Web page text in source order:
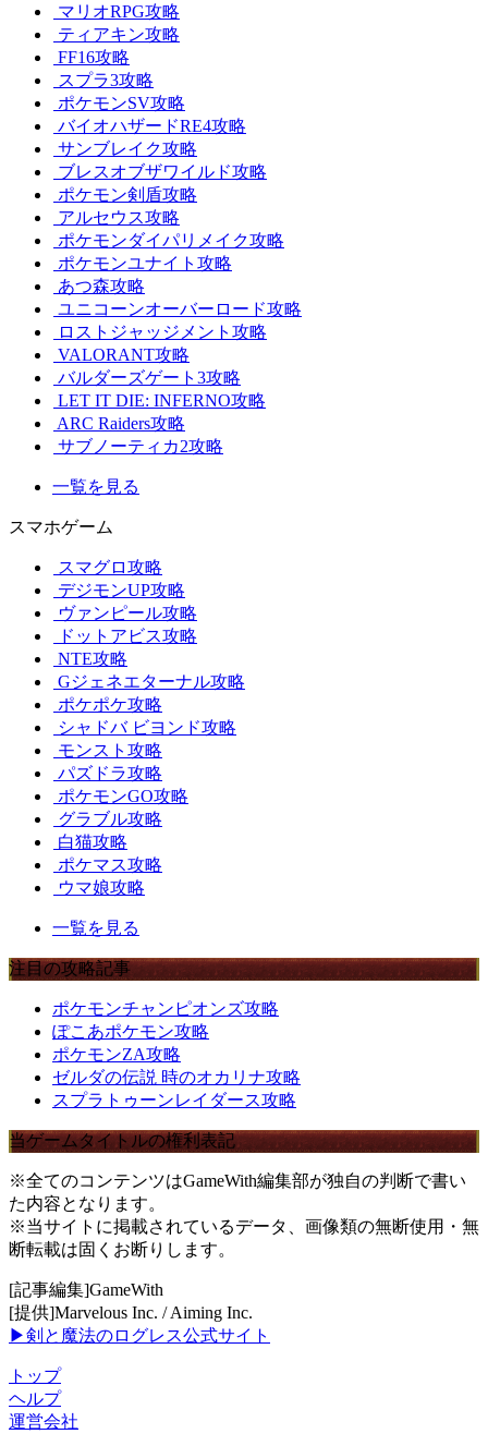
マリオRPG攻略
ティアキン攻略
FF16攻略
スプラ3攻略
ポケモンSV攻略
バイオハザードRE4攻略
サンブレイク攻略
ブレスオブザワイルド攻略
ポケモン剣盾攻略
アルセウス攻略
ポケモンダイパリメイク攻略
ポケモンユナイト攻略
あつ森攻略
ユニコーンオーバーロード攻略
ロストジャッジメント攻略
VALORANT攻略
バルダーズゲート3攻略
LET IT DIE: INFERNO攻略
ARC Raiders攻略
サブノーティカ2攻略
一覧を見る
スマホゲーム
スマグロ攻略
デジモンUP攻略
ヴァンピール攻略
ドットアビス攻略
NTE攻略
Gジェネエターナル攻略
ポケポケ攻略
シャドバ ビヨンド攻略
モンスト攻略
パズドラ攻略
ポケモンGO攻略
グラブル攻略
白猫攻略
ポケマス攻略
ウマ娘攻略
一覧を見る
注目の攻略記事
ポケモンチャンピオンズ攻略
ぽこあポケモン攻略
ポケモンZA攻略
ゼルダの伝説 時のオカリナ攻略
スプラトゥーンレイダース攻略
当ゲームタイトルの権利表記
※全てのコンテンツはGameWith編集部が独自の判断で書い
た内容となります。
※当サイトに掲載されているデータ、画像類の無断使用・無
断転載は固くお断りします。
[記事編集]GameWith
[提供]Marvelous Inc. / Aiming Inc.
▶剣と魔法のログレス公式サイト
トップ
ヘルプ
運営会社